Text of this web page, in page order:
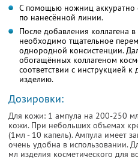
С помощью ножниц аккуратно
по нанесённой линии.
После добавления коллагена
необходимо тщательное
однородной консистенции.
обогащённых коллагеном
соответствии с инструкцией
изделию.
Дозировки:
Для кожи: 1 ампула на 200-250
кожи. При небольших объемах
(1мл - 10 капель). Ампула имеет
очень удобна в использовании.
мл изделия косметического для